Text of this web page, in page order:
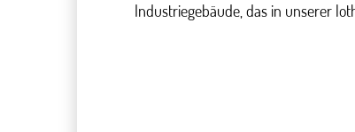
Industriegebäude, das in unserer